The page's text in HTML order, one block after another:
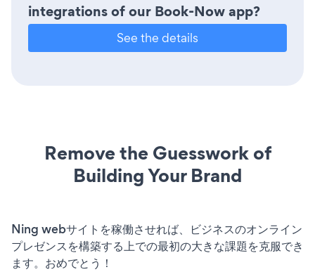
integrations of our Book-Now app?
See the details
Remove the Guesswork of
Building Your Brand
Ning webサイトを稼働させれば、ビジネスのオンライン
プレゼンスを構築する上での最初の大きな課題を克服でき
ます。おめでとう！